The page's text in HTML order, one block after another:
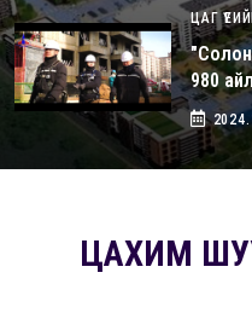
ЦАГ
980
ЦАХИМ